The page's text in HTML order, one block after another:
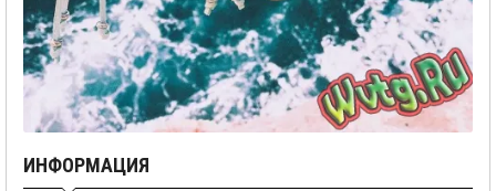
ИНФОРМАЦИЯ